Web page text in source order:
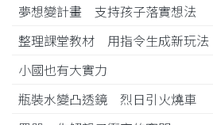
夢想變計畫 支持孩子落實想法
整理課堂教材 用指令生成新玩法
小國也有大實力
瓶裝水變凸透鏡 烈日引火燒車